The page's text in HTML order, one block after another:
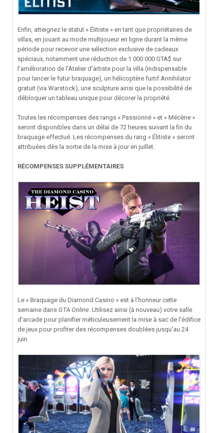
Enfin, atteignez le statut « Élitiste » en tant que propriétaires de
villas, en jouant au mode multijoueur en ligne durant la même
période pour recevoir une sélection exclusive de cadeaux
spéciaux, notamment une réduction de 1 000 000 GTA$ sur
l'amélioration de l'Atelier d'artiste pour la villa (indispensable
pour lancer le futur braquage), un hélicoptère furtif Annihilator
gratuit (via Warstock), une sculpture ainsi que la possibilité de
débloquer un tableau unique pour décorer la propriété.
Toutes les récompenses des rangs « Passionné » et « Mécène »
seront disponibles dans un délai de 72 heures suivant la fin du
braquage effectué. Les récompenses du rang « Élitiste » seront
attribuées dès la sortie de la mise à jour en juillet.
RÉCOMPENSES SUPPLÉMENTAIRES
Le « Braquage du Diamond Casino » est à l'honneur cette
semaine dans GTA Online . Utilisez ainsi (à nouveau) votre salle
d'arcade pour planifier méticuleusement la mise à sac de l'édifice
de jeux pour profiter des récompenses doublées jusqu'au 24
juin.